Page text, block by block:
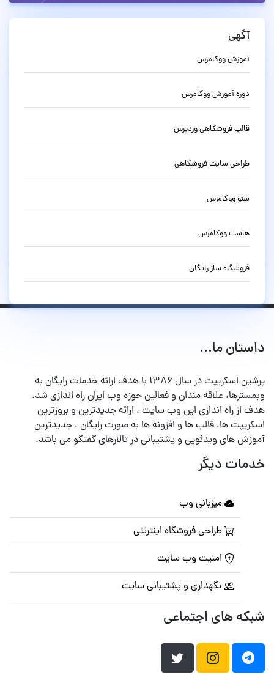
آگهی
آموزش ووکامرس
دوره آموزش ووکامرس
قالب فروشگاهی وردپرس
طراحی سایت فروشگاهی
سئو ووکامرس
هاست ووکامرس
فروشگاه ساز رایگان
داستان ما...
پرشین اسکریپت در سال ۱۳۸۶ با هدف ارائه خدمات رایگان به
وبمسترها، علاقه مندان و فعالین حوزه وب ایران راه اندازی شد.
هدف از راه اندازی این وب سایت ، ارائه جدیدترین و بروزترین
اسکریپت ها، قالب ها و افزونه ها به صورت رایگان ، جدیدترین
آموزش های ویدئویی و پشتیبانی در تالارهای گفتگو می باشد.
خدمات دیگر
میزبانی وب
طراحی فروشگاه اینترنتی
امنیت وب سایت
نگهداری و پشتیبانی سایت
شبکه های اجتماعی